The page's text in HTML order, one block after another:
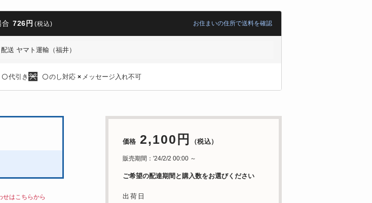
726円 (税込) お住まいの住所で送料を確認
配送 ヤマト運輸（福井）
〇代引き 〇のし対応 × メッセージ入れ不可
価格 2,100円 （税込）
販売期間：'24/2/2 00:00 ～
ご希望の配達期間と購入数をお選びください
出荷日
せはこちらから